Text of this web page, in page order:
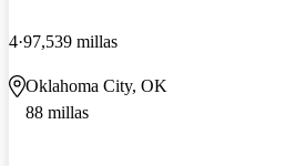
4 97,539 millas
Oklahoma City, OK
88 millas